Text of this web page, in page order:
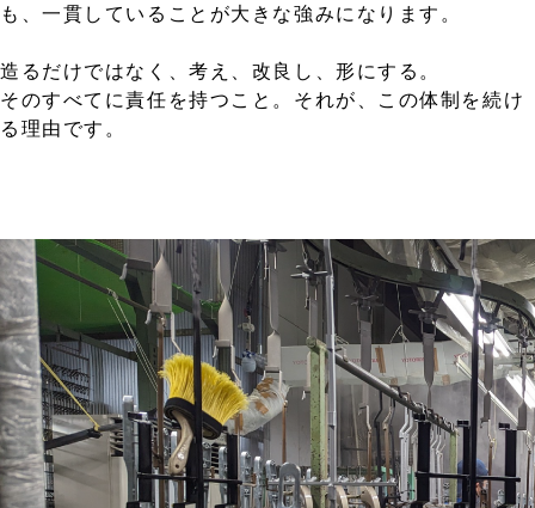
も、一貫していることが大きな強みになります。
造るだけではなく、考え、改良し、形にする。
そのすべてに責任を持つこと。それが、この体制を続け
る理由です。